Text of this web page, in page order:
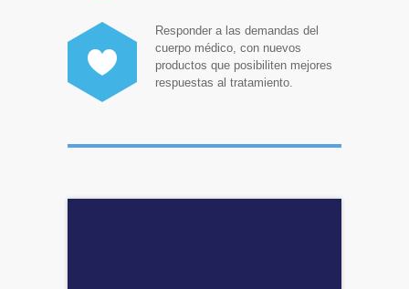
Responder a las demandas del
cuerpo médico, con nuevos
productos que posibiliten mejores
respuestas al tratamiento.